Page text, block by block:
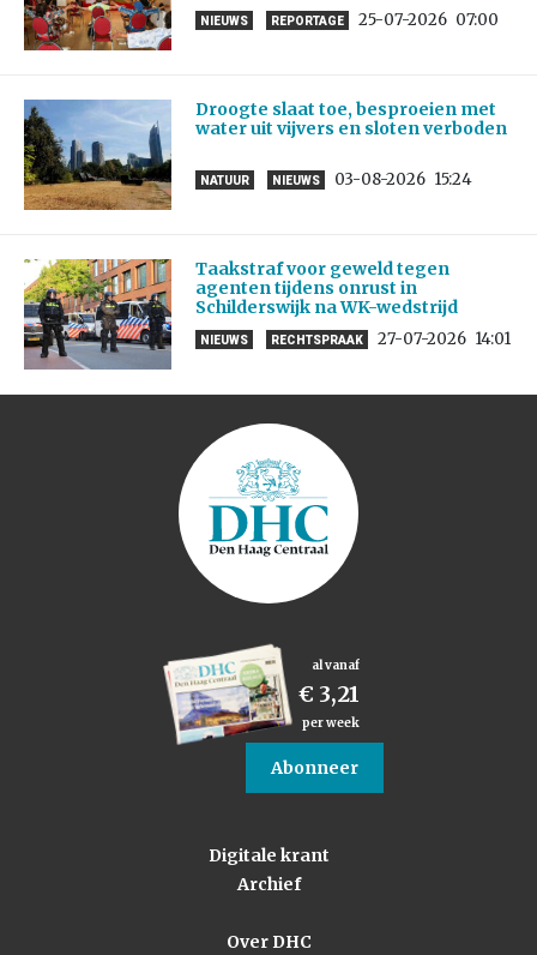
NIEUWS REPORTAGE 25-07-2026 07:00
Droogte slaat toe, besproeien met
water uit vijvers en sloten verboden
NATUUR NIEUWS 03-08-2026 15:24
Taakstraf voor geweld tegen
agenten tijdens onrust in
Schilderswijk na WK-wedstrijd
NIEUWS RECHTSPRAAK 27-07-2026 14:01
al vanaf
€ 3,21
per week
Abonneer
Digitale krant
Archief
Over DHC